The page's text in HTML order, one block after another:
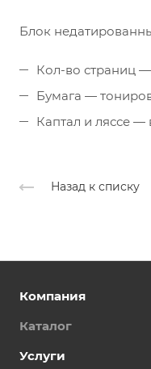
Блок
Кол-во страниц —
Бумага —
Каптал и ляссе —
Назад к списку
Компания
Каталог
Услуги